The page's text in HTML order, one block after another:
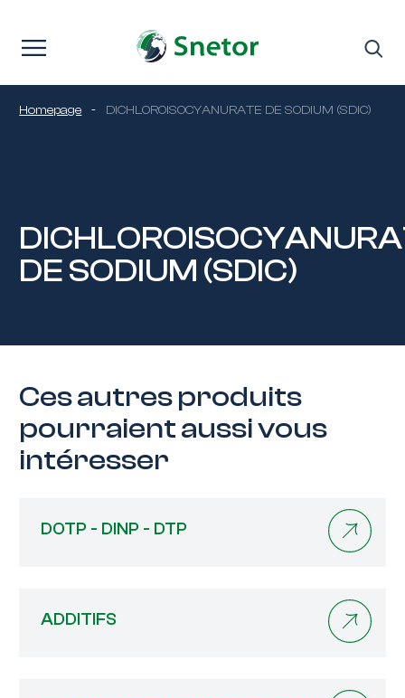
Homepage - DICHLOROISOCYANURATE DE SODIUM (SDIC)
DE SODIUM (SDIC)
Ces autres produits
pourraient aussi vous
intéresser
DOTP - DINP - DTP
ADDITIFS